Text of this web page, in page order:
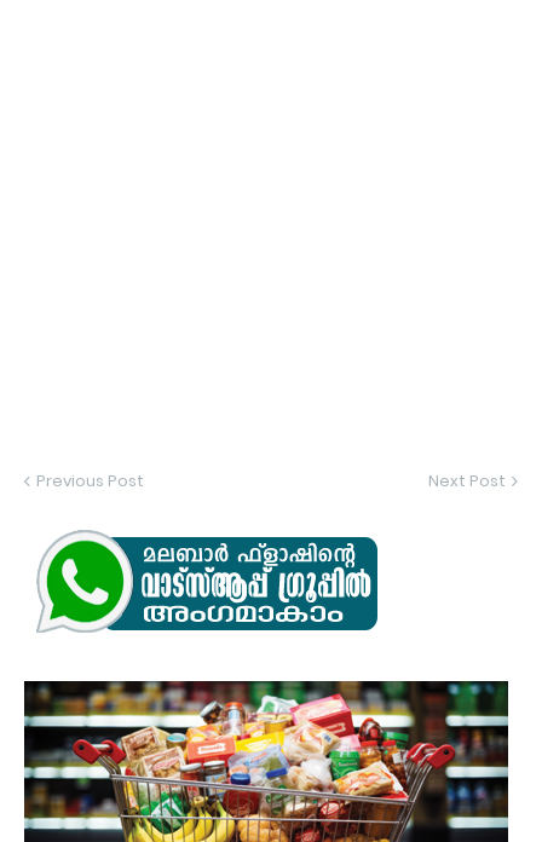
Previous Post Next Post